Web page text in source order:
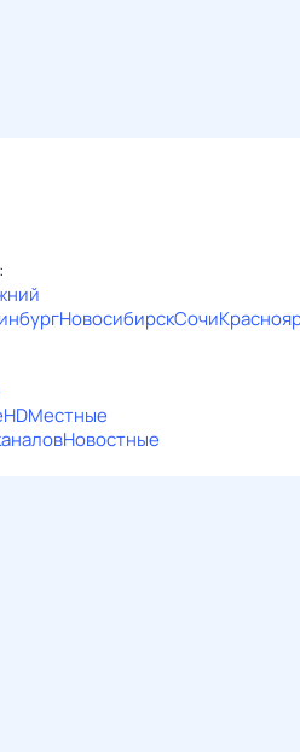
НовосибирскСочи
HDМестные
Новостные